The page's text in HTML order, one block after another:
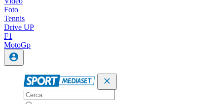
Foto
Tennis
Drive UP
F1
MotoGp